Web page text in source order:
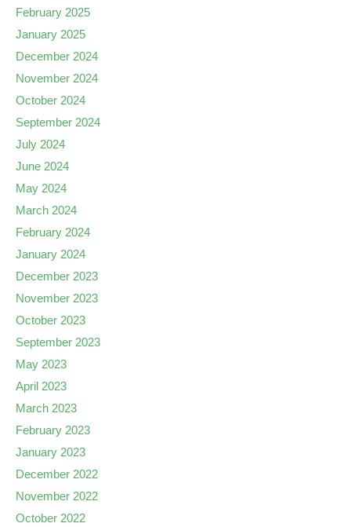
February 2025
January 2025
December 2024
November 2024
October 2024
September 2024
July 2024
June 2024
May 2024
March 2024
February 2024
January 2024
December 2023
November 2023
October 2023
September 2023
May 2023
April 2023
March 2023
February 2023
January 2023
December 2022
November 2022
October 2022